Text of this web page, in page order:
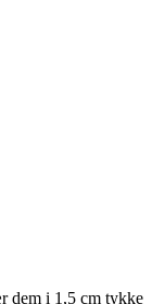
dem i 1,5 cm tykke